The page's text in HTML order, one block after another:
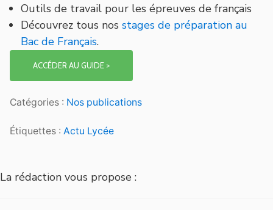
Outils de travail pour les épreuves de français
Découvrez tous nos stages de préparation au
Bac de Français.
ACCÉDER AU GUIDE >
Catégories : Nos publications
Étiquettes : Actu Lycée
La rédaction vous propose :